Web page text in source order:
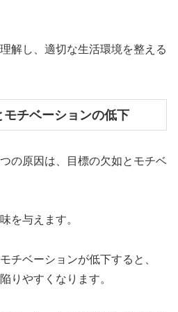
解し、適切な生活環境を整える
チベーションの低下
の原因は、目標の欠如とモチベ
を与えます。
チベーションが低下すると、
りやすくなります。